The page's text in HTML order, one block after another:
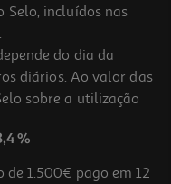
Wild Paté Sénior 85g
Selo, incluídos nas
.
do dia da
diários. Ao valor das
sobre a utilização
%
1.500€ pago em 12